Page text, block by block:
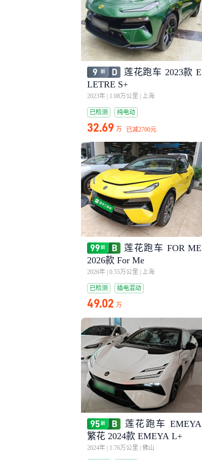
莲花跑车 2023款 E
LETRE S+
2023年 1.08万公里 上海
已检测 纯电动
32.69 万 已减2700元
莲花跑车 FOR ME
2026款 For Me
2026年 0.55万公里 上海
已检测 插电混动
49.02 万
莲花跑车 EMEYA
繁花 2024款 EMEYA L+
2024年 1.76万公里 佛山